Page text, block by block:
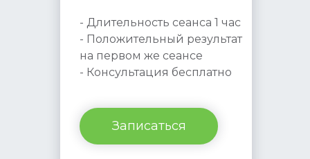
Записаться
- Длительность сеанса 1 час
- Положительный результат
на первом же сеансе
- Консультация бесплатно